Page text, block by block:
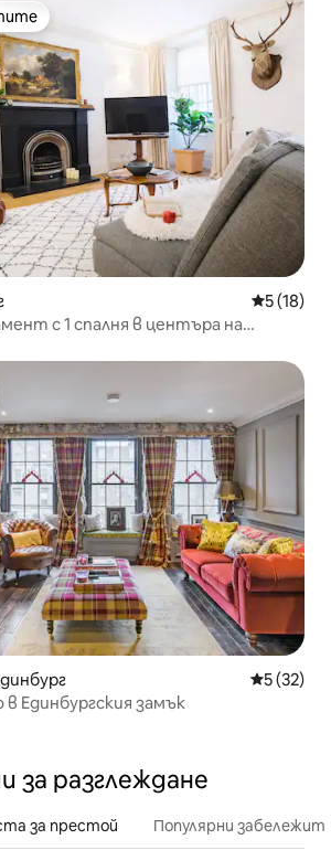
на гостите
Средна
5 (18)
с 1 спалня в центъра на
Средна
5 (32)
Единбургския замък
за разглеждане
за престой Популярни